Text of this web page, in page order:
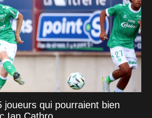
joueurs qui pourraient bien